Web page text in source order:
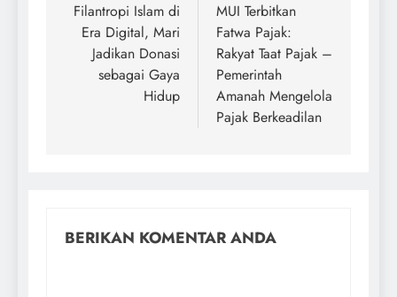
Filantropi Islam di
Era Digital, Mari
Jadikan Donasi
sebagai Gaya
Hidup
MUI Terbitkan
Fatwa Pajak:
Rakyat Taat Pajak –
Pemerintah
Amanah Mengelola
Pajak Berkeadilan
BERIKAN KOMENTAR ANDA